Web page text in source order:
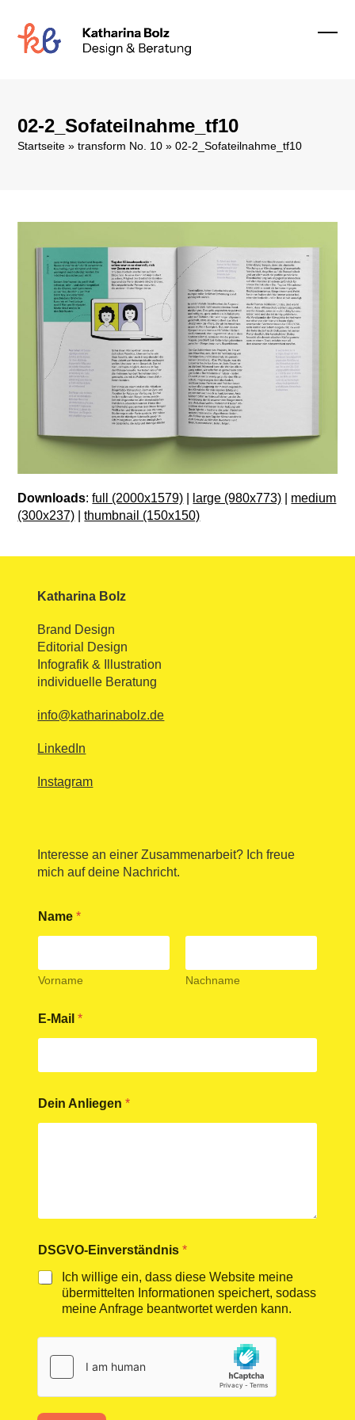
content
02-2_Sofateilnahme_tf10
Startseite »transform No. 10 »02-2_Sofateilnahme_tf10
Downloads:full (2000x1579) large (980x773)
medium
(300x237) |thumbnail (150x150)
Katharina Bolz
Brand Design
Editorial Design
Infografik & Illustration
individuelle Beratung
info@katharinabolz.de
LinkedIn
Instagram
Interesse an einer Zusammenarbeit? Ich freue
mich auf deine Nachricht.
Name*
Vorname Nachname
E-Mail*
Dein Anliegen*
S
G
V
i
DSGVO-Einverständnis*
Ich willige ein, dass diese Website meine
übermittelten Informationen speichert, sodass
meine Anfrage beantwortet werden kann.